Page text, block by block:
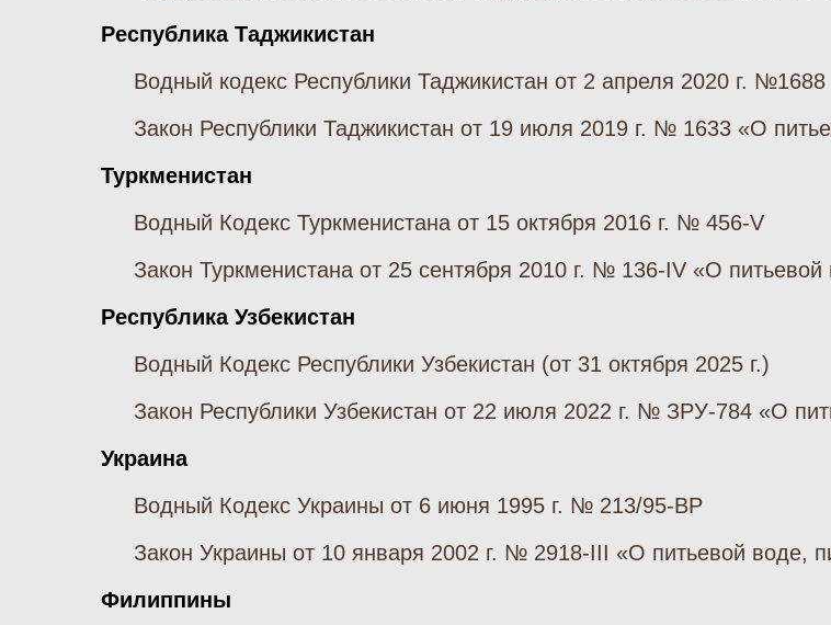
Республика Таджикистан
Водный кодекс Республики Таджикистан от 2 апреля 2020 г. №1688
Закон Республики Таджикистан от 19 июля 2019 г. № 1633 «О
Туркменистан
Водный Кодекс Туркменистана от 15 октября 2016 г. № 456-V
Закон Туркменистана от 25 сентября 2010 г. № 136-IV «О питьевой
Республика Узбекистан
Водный Кодекс Республики Узбекистан (от 31 октября 2025 г.)
Закон Республики Узбекистан от 22 июля 2022 г. № ЗРУ-784 «О
Украина
Водный Кодекс Украины от 6 июня 1995 г. № 213/95-ВР
Закон Украины от 10 января 2002 г. № 2918-III «О питьевой воде,
Филиппины